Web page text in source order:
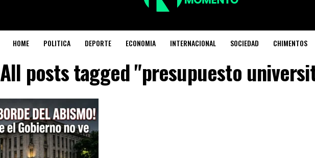
HOME POLITICA DEPORTE ECONOMIA INTERNACIONAL SOCIEDAD CHIMENTOS
All posts tagged "presupuesto